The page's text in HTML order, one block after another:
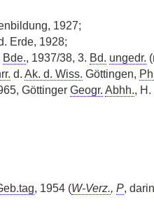
1927;
Erde, 1928;
Bde., 1937/38, 3. Bd. ungedr.
d. Ak. d. Wiss. Göttingen,
Göttinger Geogr. Abhh.,
, 1954 (W-Verz., P, darin